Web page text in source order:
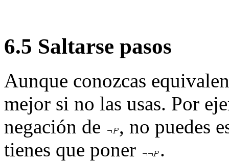
6.5 Saltarse pasos
Aunque conozcas
mejor si no las usas. Por
negación de
, no puedes
tienes que poner
.